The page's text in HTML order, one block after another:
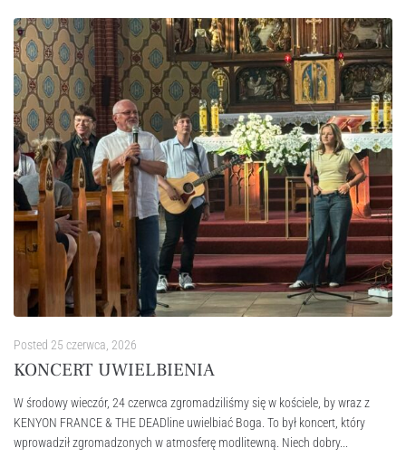
Posted 25 czerwca, 2026
KONCERT UWIELBIENIA
W środowy wieczór, 24 czerwca zgromadziliśmy się w kościele, by wraz z
KENYON FRANCE & THE DEADline uwielbiać Boga. To był koncert, który
wprowadził zgromadzonych w atmosferę modlitewną. Niech dobry...